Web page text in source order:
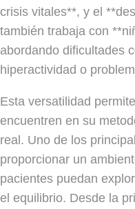
crisis vitales**, y el
también trabaja con
abordando dificultades
hiperactividad o
Esta versatilidad
encuentren en su
real. Uno de los
proporcionar un
pacientes puedan
el equilibrio. Desde la